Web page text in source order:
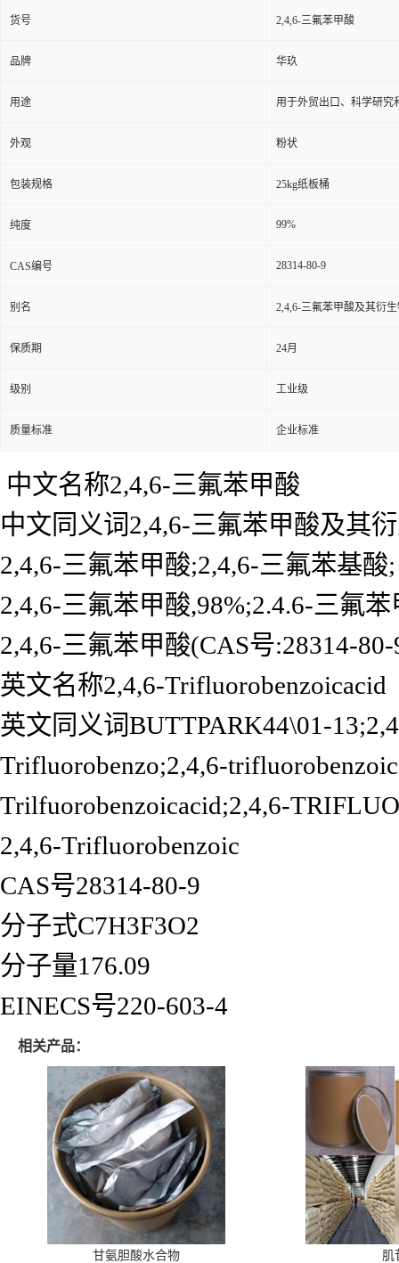
货号 2,4,6-三氟苯甲酸
品牌 华玖
用途 用于外贸出口、科学研究
外观 粉状
包装规格 25kg纸板桶
纯度 99%
CAS编号 28314-80-9
别名 2,4,6-三氟苯甲酸及其衍
保质期 24月
级别 工业级
质量标准 企业标准
中文名称2,4,6-三氟苯甲酸
中文同义词2,4,6-三氟苯甲酸及其
2,4,6-三氟苯甲酸;2,4,6-三氟苯基酸;
2,4,6-三氟苯甲酸,98%;2.4.6-三氟苯
2,4,6-三氟苯甲酸(CAS号:28314-
英文名称2,4,6-Trifluorobenzoicacid
英文同义词BUTTPARK44\01-
Trifluorobenzo;2,4,6-
Trilfuorobenzoicacid;2,4,6-
2,4,6-Trifluorobenzoic
CAS号28314-80-9
分子式C7H3F3O2
分子量176.09
EINECS号220-603-4
相关产品：
甘氨胆酸水合物 肌